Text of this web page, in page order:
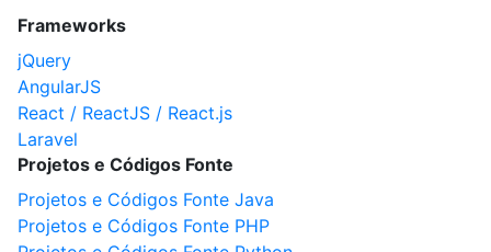
Frameworks
jQuery
AngularJS
React / ReactJS / React.js
Laravel
Projetos e Códigos Fonte
Projetos e Códigos Fonte Java
Projetos e Códigos Fonte PHP